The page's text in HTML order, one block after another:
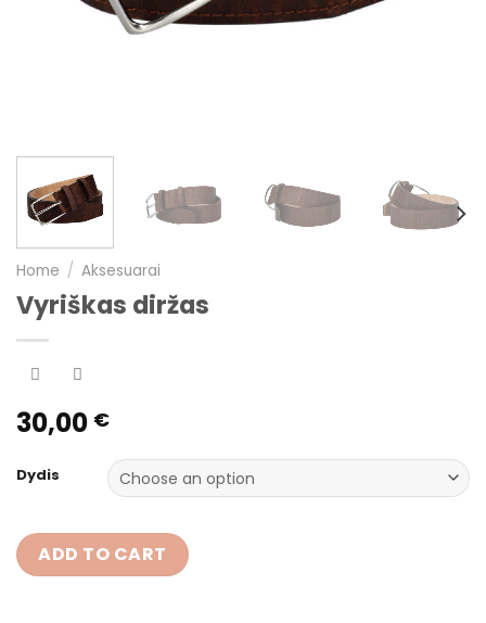
Home / Aksesuarai
Vyriškas diržas
30,00 €
Dydis
ADD TO CART